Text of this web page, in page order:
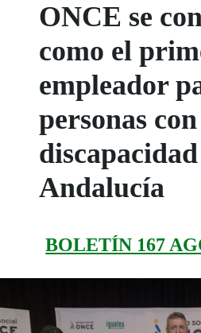
ONCE se
como el
empleador
personas con
Andalucía
BOLETÍN 167